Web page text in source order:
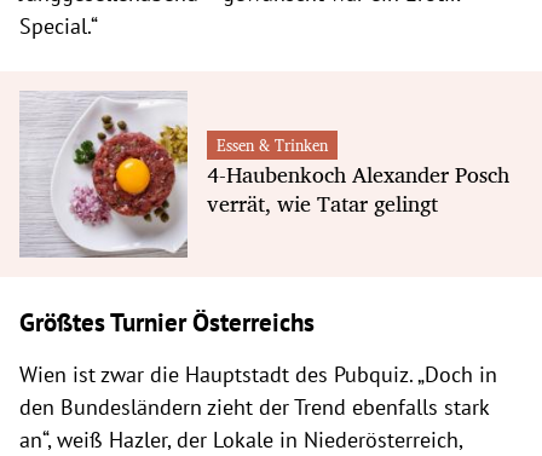
Special.“
Essen & Trinken
4-Haubenkoch Alexander Posch
verrät, wie Tatar gelingt
Größtes Turnier Österreichs
Wien ist zwar die Hauptstadt des Pubquiz. „Doch in
den Bundesländern zieht der Trend ebenfalls stark
an“, weiß Hazler, der Lokale in Niederösterreich,